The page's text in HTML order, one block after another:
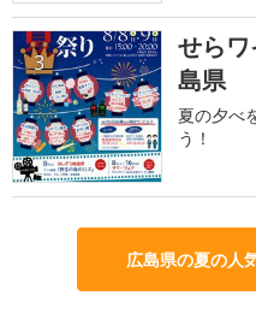
3
せら
島県
夏の夕べ
う！
広島県の夏の人